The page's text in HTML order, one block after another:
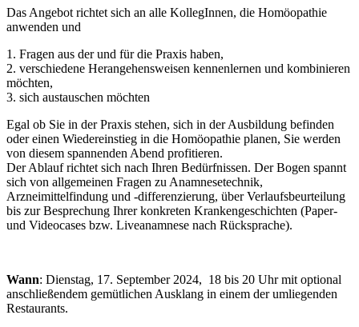
Das Angebot richtet sich an alle KollegInnen, die Homöopathie
anwenden und
1. Fragen aus der und für die Praxis haben,
2. verschiedene Herangehensweisen kennenlernen und kombinieren
möchten,
3. sich austauschen möchten
Egal ob Sie in der Praxis stehen, sich in der Ausbildung befinden
oder einen Wiedereinstieg in die Homöopathie planen, Sie werden
von diesem spannenden Abend profitieren.
Der Ablauf richtet sich nach Ihren Bedürfnissen. Der Bogen spannt
sich von allgemeinen Fragen zu Anamnesetechnik,
Arzneimittelfindung und -differenzierung, über Verlaufsbeurteilung
bis zur Besprechung Ihrer konkreten Krankengeschichten (Paper-
und Videocases bzw. Liveanamnese nach Rücksprache).
Wann: Dienstag, 17. September 2024, 18 bis 20 Uhr mit optional
anschließendem gemütlichen Ausklang in einem der umliegenden
Restaurants.